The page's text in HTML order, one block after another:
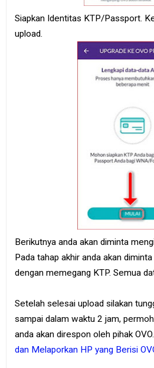
Siapkan Identitas KTP/Passport.
upload.
Berikutnya anda akan diminta
Pada tahap akhir anda akan
dengan memegang KTP. Semua
Setelah selesai upload silakan
sampai dalam waktu 2 jam,
anda akan direspon oleh pihak
dan Melaporkan HP yang Berisi